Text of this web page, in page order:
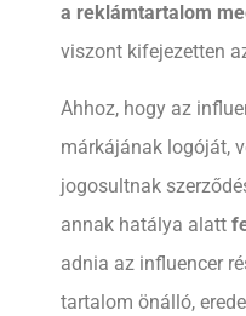
a reklámtartalom
viszont kifejezetten
Ahhoz, hogy az
márkájának logóját,
jogosultnak
annak hatálya alatt
adnia az influencer
tartalom önálló,